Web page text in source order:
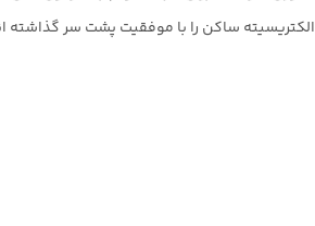
الکتریسیته ساکن را با موفقیت پشت سر گذاشته